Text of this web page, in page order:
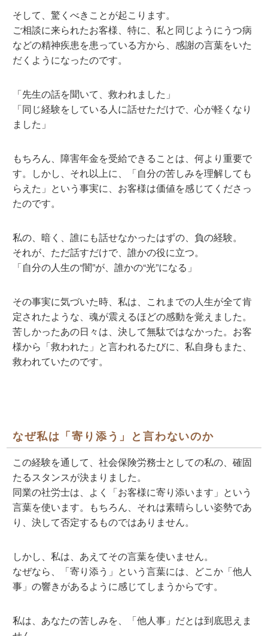
そして、驚くべきことが起こります。
ご相談に来られたお客様、特に、私と同じようにうつ病
などの精神疾患を患っている方から、感謝の言葉をいた
だくようになったのです。
「先生の話を聞いて、救われました」
「同じ経験をしている人に話せただけで、心が軽くなり
ました」
もちろん、障害年金を受給できることは、何より重要で
す。しかし、それ以上に、「自分の苦しみを理解しても
らえた」という事実に、お客様は価値を感じてくださっ
たのです。
私の、暗く、誰にも話せなかったはずの、負の経験。
それが、ただ話すだけで、誰かの役に立つ。
「自分の人生の“闇”が、誰かの“光”になる」
その事実に気づいた時、私は、これまでの人生が全て肯
定されたような、魂が震えるほどの感動を覚えました。
苦しかったあの日々は、決して無駄ではなかった。お客
様から「救われた」と言われるたびに、私自身もまた、
救われていたのです。
なぜ私は「寄り添う」と言わないのか
この経験を通して、社会保険労務士としての私の、確固
たるスタンスが決まりました。
同業の社労士は、よく「お客様に寄り添います」という
言葉を使います。もちろん、それは素晴らしい姿勢であ
り、決して否定するものではありません。
しかし、私は、あえてその言葉を使いません。
なぜなら、「寄り添う」という言葉には、どこか「他人
事」の響きがあるように感じてしまうからです。
私は、あなたの苦しみを、「他人事」だとは到底思えま